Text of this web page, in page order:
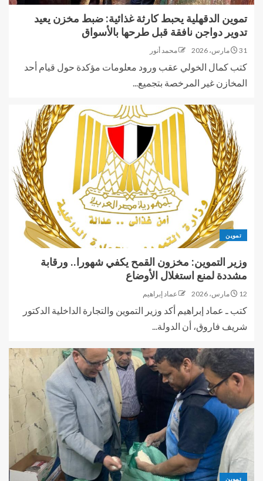
تموين الدقهلية يحبط كارثة غذائية: ضبط مخزن يعيد
تدوير دواجن نافقة قبل طرحها بالأسواق
31 مارس، 2026 محمد أنور
كتب كمال الخولي عقب ورود معلومات مؤكدة حول قيام أحد
المخازن غير المرخصة بتجميع...
تموين
وزير التموين: مخزون القمح يكفي شهورا.. ورقابة
مشددة لمنع استغلال الأوضاع
12 مارس، 2026 عماد إبراهيم
كتب ـ عماد إبراهيم أكد وزير التموين والتجارة الداخلية الدكتور
شريف فاروق، أن الدولة...
تموين